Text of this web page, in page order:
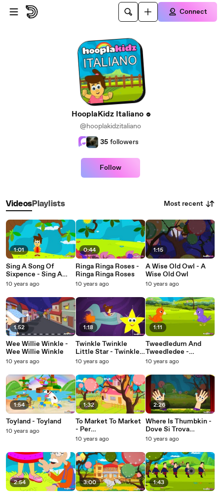
Skip to main content
Connect
HooplaKidz Italiano
@hooplakidzitaliano
35 followers
Follow
VideosPlaylists Most recent
1:01
Sing A Song Of
Sixpence - Sing A
Song Of Sixpence
10 years ago
1:52
Wee Willie Winkle -
Wee Willie Winkle
10 years ago
1:54
Toyland - Toyland
10 years ago
2:54
0:44
Ringa Ringa Roses -
Ringa Ringa Roses
10 years ago
1:18
Twinkle Twinkle
Little Star - Twinkle
Twinkle Piccola
10 years ago
1:32
To Market To Market
- Per
Commercializzare
10 years ago
3:00
1:15
A Wise Old Owl - A
Wise Old Owl
10 years ago
1:11
Tweedledum And
Tweedledee -
Tweedledum E
10 years ago
2:26
Where Is Thumbkin -
Dove Si Trova
Thumbkin
10 years ago
1:43